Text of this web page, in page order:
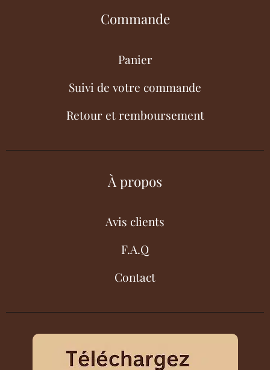
Commande
Panier
Suivi de votre commande
Retour et remboursement
À propos
Avis clients
F.A.Q
Contact